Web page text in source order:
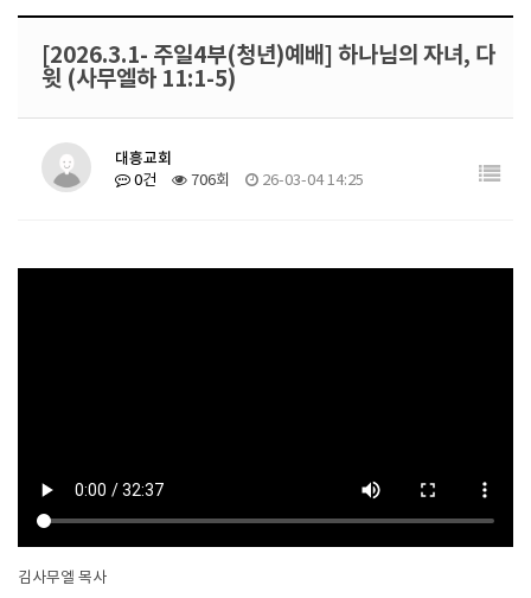
[2026.3.1- 주일4부(청년)예배] 하나님의 자녀, 다
윗 (사무엘하 11:1-5)
대흥교회
0건 706회 26-03-04 14:25
김사무엘 목사